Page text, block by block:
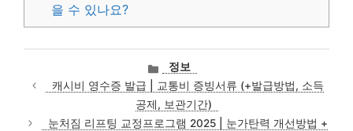
을 수 있나요?
카
테
고
리
정보
캐시비 영수증 발급 | 교통비 증빙서류 (+발급방법, 소득
공제, 보관기간)
눈처짐 리프팅 교정프로그램 2025 | 눈가탄력 개선방법 +